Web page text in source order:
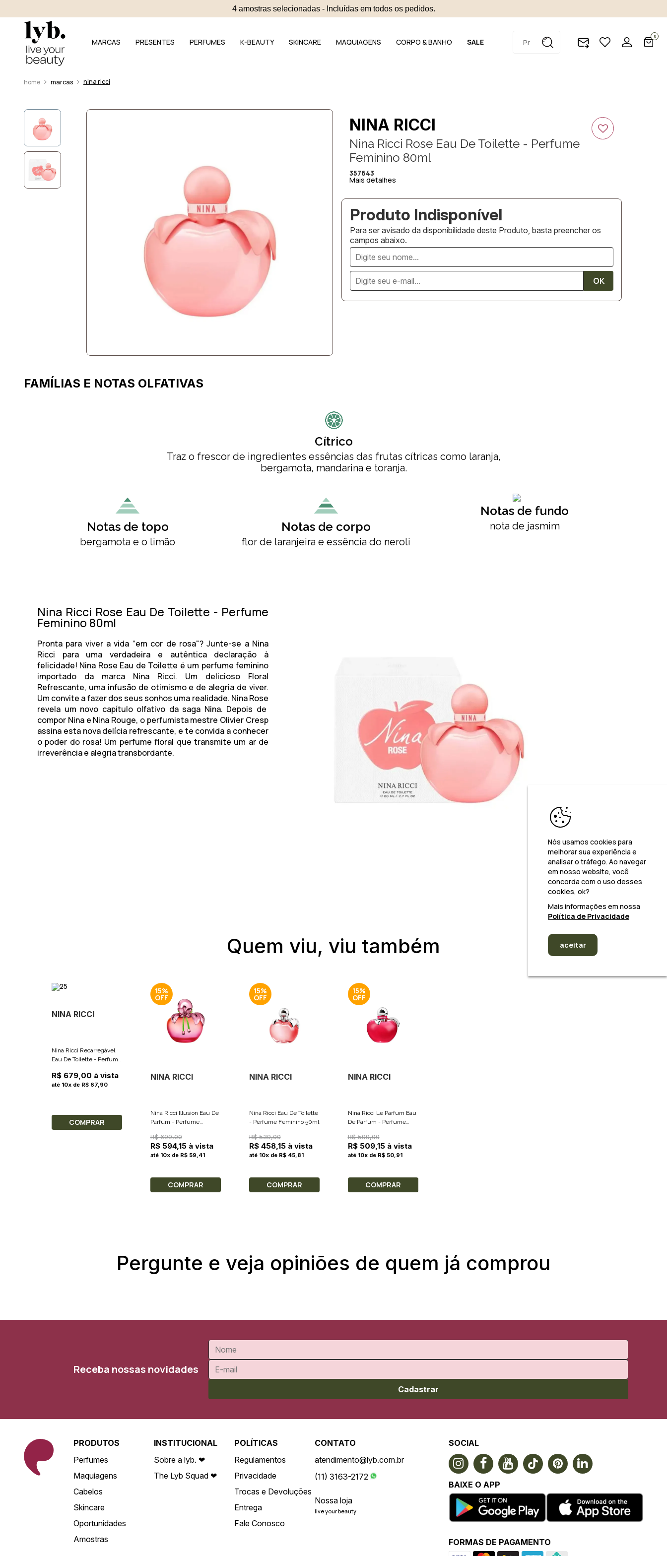
4 amostras selecionadas - Incluídas em todos os pedidos.
MARCAS PRESENTES PERFUMES K-BEAUTY SKINCARE MAQUIAGENS CORPO & BANHO SALE
0
marcas nina ricci
NINA RICCI
Nina Ricci Rose Eau De Toilette - Perfume
Feminino 80ml
357643
Mais detalhes
Para ser avisado da disponibilidade deste Produto, basta preencher os
campos abaixo.
FAMÍLIAS E NOTAS OLFATIVAS
Cítrico
Traz o frescor de ingredientes essências das frutas cítricas como laranja,
bergamota, mandarina e toranja.
Notas de topo
bergamota e o limão
Notas de corpo
flor de laranjeira e essência do neroli
Notas de fundo
nota de jasmim
Nina Ricci Rose Eau De Toilette - Perfume
Feminino 80ml
Pronta para viver a vida “em cor de rosa"? Junte-se a Nina
Ricci para uma verdadeira e autêntica declaração à
felicidade! Nina Rose Eau de Toilette é um perfume feminino
importado da marca Nina Ricci. Um delicioso Floral
Refrescante, uma infusão de otimismo e de alegria de viver.
Um convite a fazer dos seus sonhos uma realidade. Nina Rose
revela um novo capítulo olfativo da saga Nina. Depois de
compor Nina e Nina Rouge, o perfumista mestre Olivier Cresp
assina esta nova delícia refrescante, e te convida a conhecer
o poder do rosa! Um perfume floral que transmite um ar de
irreverência e alegria transbordante.
Quem viu, viu também
NINA RICCI
Nina Ricci Recarregável
Eau De Toilette - Perfume
R$ 679,00 à vista
até 10x de R$ 67,90
COMPRAR
15%
NINA RICCI
Nina Ricci Illusion Eau De
Parfum - Perfume
R$ 699,00
R$ 594,15 à vista
até 10x de R$ 59,41
COMPRAR
15%
NINA RICCI
Nina Ricci Eau De Toilette
- Perfume Feminino 50ml
R$ 539,00
R$ 458,15 à vista
até 10x de R$ 45,81
COMPRAR
15%
NINA RICCI
Nina Ricci Le Parfum Eau
De Parfum - Perfume
R$ 599,00
R$ 509,15 à vista
até 10x de R$ 50,91
COMPRAR
Pergunte e veja opiniões de quem já comprou
Receba nossas novidades
Cadastrar
PRODUTOS
Perfumes
Maquiagens
Cabelos
Skincare
Oportunidades
Amostras
INSTITUCIONAL
Sobre a lyb. ❤
The Lyb Squad ❤
POLÍTICAS
Regulamentos
Privacidade
Trocas e Devoluções
Entrega
Fale Conosco
CONTATO
atendimento@lyb.com.br
(11) 3163-2172
Nossa loja
live your beauty
SOCIAL
BAIXE O APP
FORMAS DE PAGAMENTO
Nós usamos cookies para
melhorar sua experiência e
analisar o tráfego. Ao navegar
em nosso website, você
concorda com o uso desses
cookies, ok?
Mais informações em nossa
Política de Privacidade
aceitar